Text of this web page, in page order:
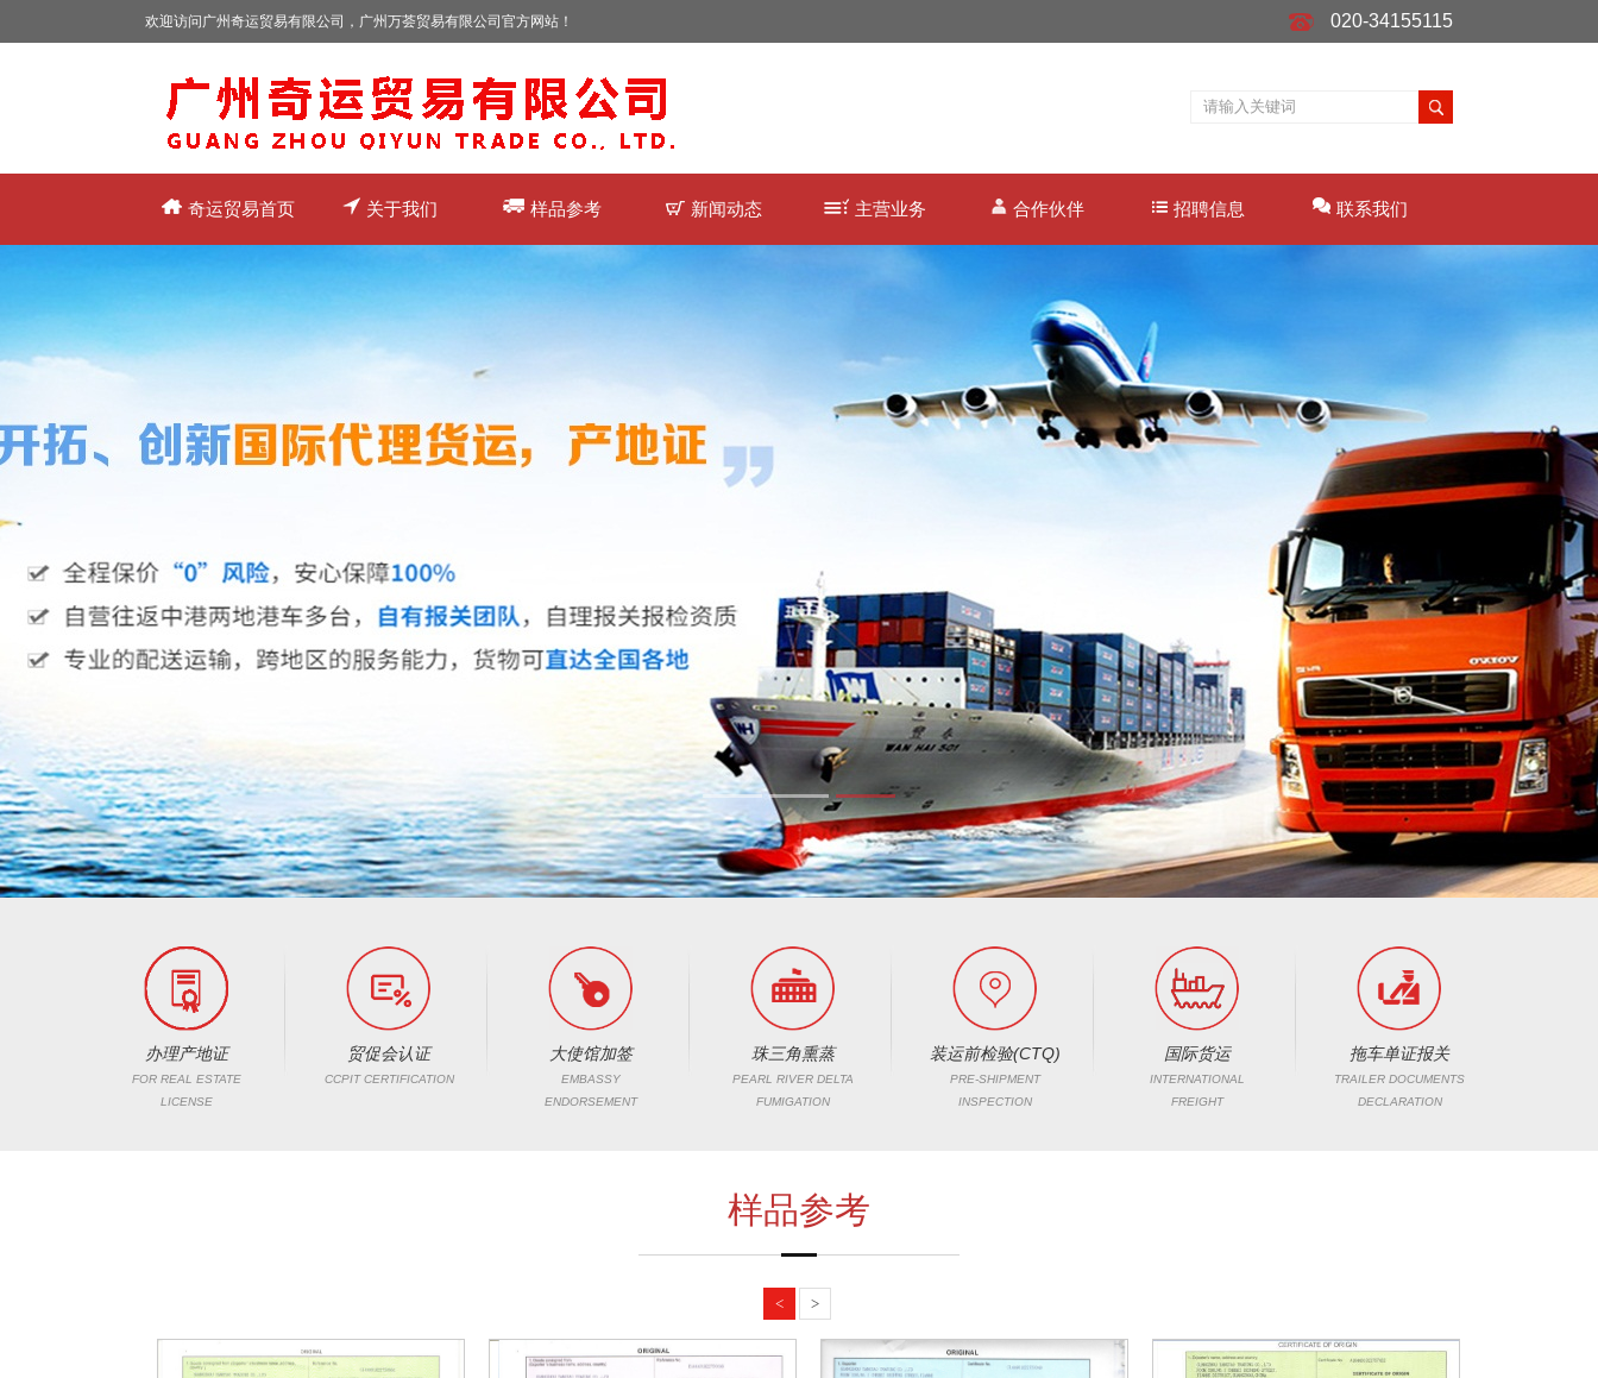
欢迎访问广州奇运贸易有限公司，广州万荟贸易有限公司官方网站！ 020-34155115
奇运贸易首页 关于我们 样品参考 新闻动态 主营业务 合作伙伴 招聘信息 联系我们
办理产地证
FOR REAL ESTATE
LICENSE
贸促会认证
CCPIT CERTIFICATION
大使馆加签
EMBASSY
ENDORSEMENT
珠三角熏蒸
PEARL RIVER DELTA
FUMIGATION
装运前检验(CTQ)
PRE-SHIPMENT
INSPECTION
国际货运
INTERNATIONAL
FREIGHT
拖车单证报关
TRAILER DOCUMENTS
DECLARATION
样品参考
< >